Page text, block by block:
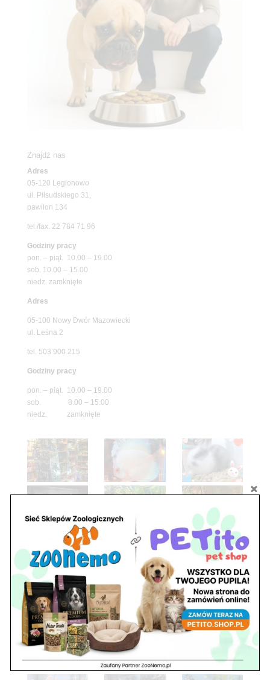
Znajdź nas
Adres
05-120 Legionowo
ul. Piłsudskiego 31,
pawilon 134
tel./fax. 22 784 71 96
Godziny pracy
pon. – piąt. 10.00 – 19.00
sob. 10.00 – 15.00
niedz. zamknięte
Adres
05-100 Nowy Dwór Mazowiecki
ul. Leśna 2
tel. 503 900 215
Godziny pracy
pon. – piąt. 10.00 – 19.00
sob. 8.00 – 15.00
niedz. zamknięte